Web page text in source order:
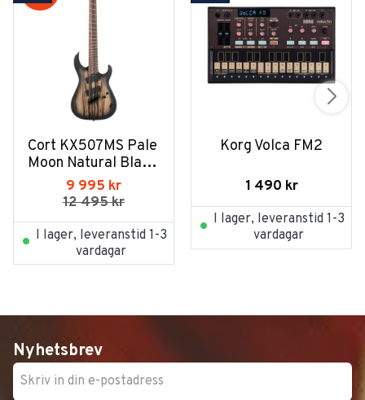
Cort KX507MS Pale
Moon Natural Black
Burst
9 995 kr
12 495kr
I lager, leveranstid 1-3
vardagar
Korg Volca FM2
1 490 kr
I lager, leveranstid 1-3
vardagar
Nyhetsbrev